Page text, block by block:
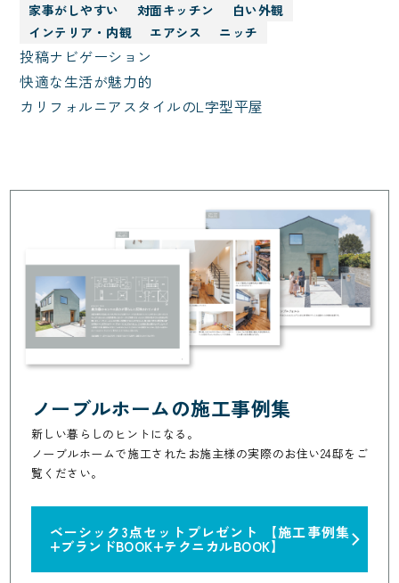
家事がしやすい
対面キッチン
白い外観
インテリア・内観
エアシス ニッチ
投稿ナビゲーション
快適な生活が魅力的
カリフォルニアスタイルのL字型平屋
ノーブルホームの施工事例集
新しい暮らしのヒントになる。
ノーブルホームで施工されたお施主様の実際のお住い24邸をご
覧ください。
ベーシック3点セットプレゼント 【施工事例集
+ブランドBOOK+テクニカルBOOK】